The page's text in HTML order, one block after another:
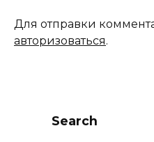
Для отправки
авторизоваться.
Search